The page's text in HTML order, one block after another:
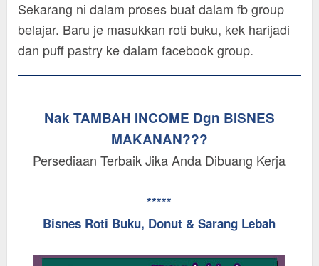
Sekarang ni dalam proses buat dalam fb group
belajar. Baru je masukkan roti buku, kek harijadi
dan puff pastry ke dalam facebook group.
Nak TAMBAH INCOME Dgn BISNES
MAKANAN???
Persediaan Terbaik Jika Anda Dibuang Kerja
*****
Bisnes Roti Buku, Donut & Sarang Lebah